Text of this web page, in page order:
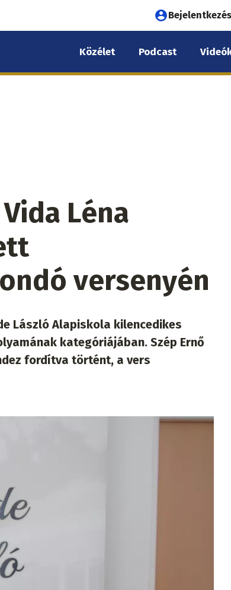
fiók
menüje
Bejelentkezés
Közélet Podcast
Léna
versenyén
László Alapiskola kilencedikes
kategóriájában. Szép Ernő
fordítva történt, a vers